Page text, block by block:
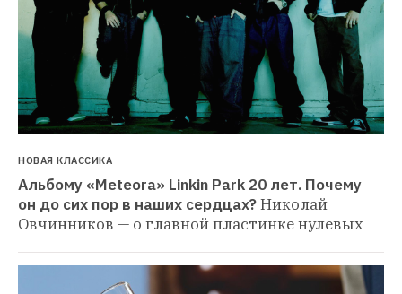
НОВАЯ КЛАССИКА
Альбому «Meteora» Linkin Park 20 лет. Почему
он до сих пор в наших сердцах?Николай
Овчинников — о главной пластинке нулевых